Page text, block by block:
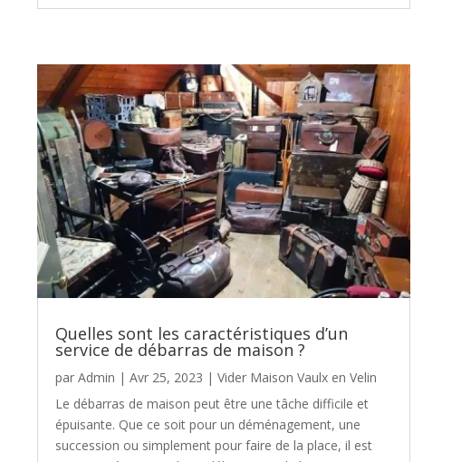
Quelles sont les caractéristiques d’un
service de débarras de maison ?
par Admin | Avr 25, 2023 | Vider Maison Vaulx en Velin
Le débarras de maison peut être une tâche difficile et
épuisante. Que ce soit pour un déménagement, une
succession ou simplement pour faire de la place, il est